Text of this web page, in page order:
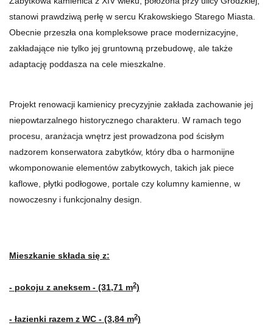
stanowi prawdziwą perłę w sercu Krakowskiego Starego Miasta.
Obecnie przeszła ona kompleksowe prace modernizacyjne,
zakładające nie tylko jej gruntowną przebudowę, ale także
adaptację poddasza na cele mieszkalne.
Projekt renowacji kamienicy precyzyjnie zakłada zachowanie jej
niepowtarzalnego historycznego charakteru. W ramach tego
procesu, aranżacja wnętrz jest prowadzona pod ścisłym
nadzorem konserwatora zabytków, który dba o harmonijne
wkomponowanie elementów zabytkowych, takich jak piece
kaflowe, płytki podłogowe, portale czy kolumny kamienne, w
nowoczesny i funkcjonalny design.
Mieszkanie składa się z:
- pokoju z aneksem - (31,71 m2)
- łazienki razem z WC - (3,84 m2)